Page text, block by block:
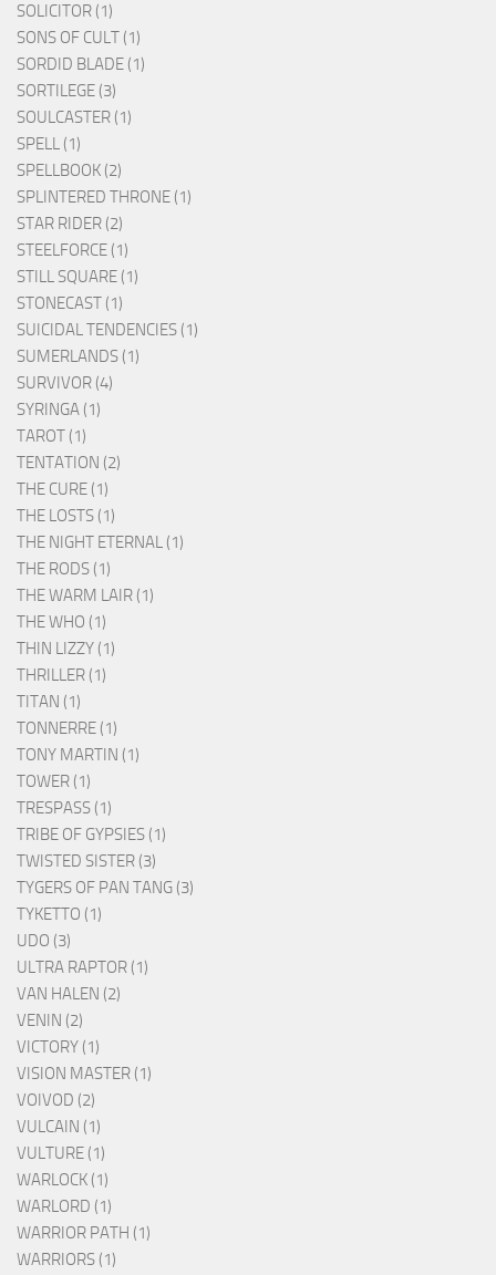
SOLICITOR (1)
SONS OF CULT (1)
SORDID BLADE (1)
SORTILEGE (3)
SOULCASTER (1)
SPELL (1)
SPELLBOOK (2)
SPLINTERED THRONE (1)
STAR RIDER (2)
STEELFORCE (1)
STILL SQUARE (1)
STONECAST (1)
SUICIDAL TENDENCIES (1)
SUMERLANDS (1)
SURVIVOR (4)
SYRINGA (1)
TAROT (1)
TENTATION (2)
THE CURE (1)
THE LOSTS (1)
THE NIGHT ETERNAL (1)
THE RODS (1)
THE WARM LAIR (1)
THE WHO (1)
THIN LIZZY (1)
THRILLER (1)
TITAN (1)
TONNERRE (1)
TONY MARTIN (1)
TOWER (1)
TRESPASS (1)
TRIBE OF GYPSIES (1)
TWISTED SISTER (3)
TYGERS OF PAN TANG (3)
TYKETTO (1)
UDO (3)
ULTRA RAPTOR (1)
VAN HALEN (2)
VENIN (2)
VICTORY (1)
VISION MASTER (1)
VOIVOD (2)
VULCAIN (1)
VULTURE (1)
WARLOCK (1)
WARLORD (1)
WARRIOR PATH (1)
WARRIORS (1)